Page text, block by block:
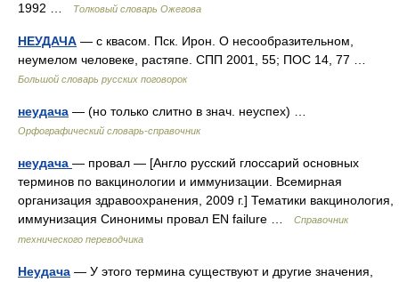
1992 …
Толковый словарь Ожегова
НЕУДАЧА — с квасом. Пск. Ирон. О несообразительном,
неумелом человеке, растяпе. СПП 2001, 55; ПОС 14, 77 …
Большой словарь русских поговорок
неудача — (но только слитно в знач. неуспех) …
Орфографический словарь-справочник
неудача — провал — [Англо русский глоссарий основных
терминов по вакцинологии и иммунизации. Всемирная
организация здравоохранения, 2009 г.] Тематики вакцинология,
иммунизация Синонимы провал EN failure …
Справочник
технического переводчика
Неудача — У этого термина существуют и другие значения,